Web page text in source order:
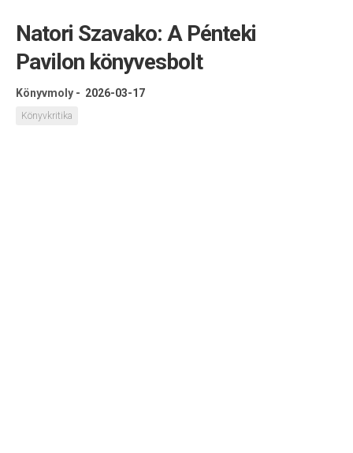
Natori Szavako: A Pénteki
Pavilon könyvesbolt
Könyvmoly - 2026-03-17
Könyvkritika